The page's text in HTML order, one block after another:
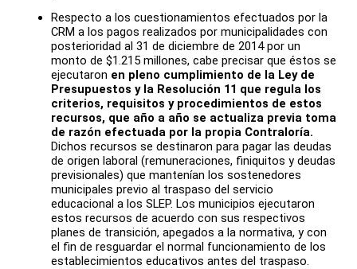
Respecto a los cuestionamientos efectuados por la
CRM a los pagos realizados por municipalidades con
posterioridad al 31 de diciembre de 2014 por un
monto de $1.215 millones, cabe precisar que éstos se
ejecutaron en pleno cumplimiento de la Ley de
Presupuestos y la Resolución 11 que regula los
criterios, requisitos y procedimientos de estos
recursos, que año a año se actualiza previa toma
de razón efectuada por la propia Contraloría.
Dichos recursos se destinaron para pagar las deudas
de origen laboral (remuneraciones, finiquitos y deudas
previsionales) que mantenían los sostenedores
municipales previo al traspaso del servicio
educacional a los SLEP. Los municipios ejecutaron
estos recursos de acuerdo con sus respectivos
planes de transición, apegados a la normativa, y con
el fin de resguardar el normal funcionamiento de los
establecimientos educativos antes del traspaso.